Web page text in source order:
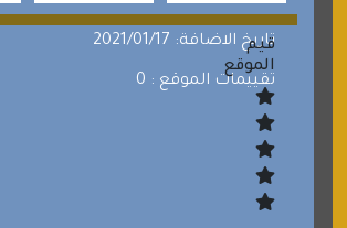
تاريخ الاضافة: 2021/01/17
تقييمات الموقع : 0
قيم
الموقع